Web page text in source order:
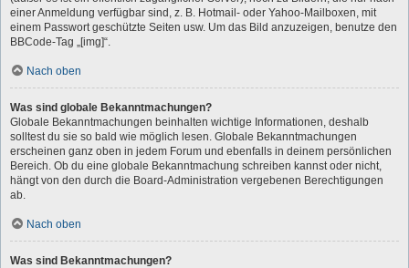
einer Anmeldung verfügbar sind, z. B. Hotmail- oder Yahoo-Mailboxen, mit
einem Passwort geschützte Seiten usw. Um das Bild anzuzeigen, benutze den
BBCode-Tag „[img]“.
Nach oben
Was sind globale Bekanntmachungen?
Globale Bekanntmachungen beinhalten wichtige Informationen, deshalb
solltest du sie so bald wie möglich lesen. Globale Bekanntmachungen
erscheinen ganz oben in jedem Forum und ebenfalls in deinem persönlichen
Bereich. Ob du eine globale Bekanntmachung schreiben kannst oder nicht,
hängt von den durch die Board-Administration vergebenen Berechtigungen
ab.
Nach oben
Was sind Bekanntmachungen?